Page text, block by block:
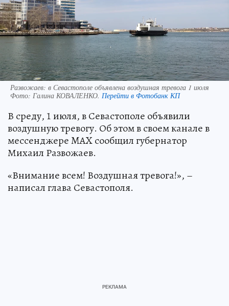
Развожаев: в Севастополе объявлена воздушная тревога 1 июля
Фото: Галина КОВАЛЕНКО. Перейти в Фотобанк КП
В среду, 1 июля, в Севастополе объявили
воздушную тревогу. Об этом в своем канале в
мессенджере MAX сообщил губернатор
Михаил Развожаев.
«Внимание всем! Воздушная тревога!», –
написал глава Севастополя.